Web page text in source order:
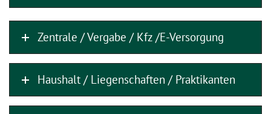
Zentrale / Vergabe / Kfz /E-Versorgung
Haushalt / Liegenschaften / Praktikanten